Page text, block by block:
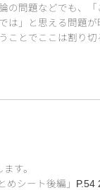
の問題などでも、
は」と思える問題
ことでここは割り
す。
めシート後編」P.54